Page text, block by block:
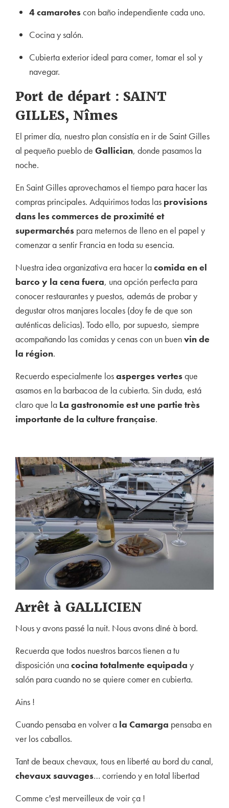
4 camarotescon baño independiente cada uno.
Cocina y salón.
Cubierta exterior ideal para comer, tomar el sol y
navegar.
Port de départ : SAINT
GILLES, Nîmes
El primer día, nuestro plan consistía en ir de Saint Gilles
al pequeño pueblo de Gallician, donde pasamos la
noche.
En Saint Gilles aprovechamos el tiempo para hacer las
compras principales. Adquirimos todas las provisions
dans les commerces de proximité et
supermarchés para meternos de lleno en el papel y
comenzar a sentir Francia en toda su esencia.
Nuestra idea organizativa era hacer lacomida en el
barco y la cena fuera, una opción perfecta para
conocer restaurantes y puestos, además de probar y
degustar otros manjares locales (doy fe de que son
auténticas delicias). Todo ello, por supuesto, siempre
acompañando las comidas y cenas con un buenvin de
la région.
Recuerdo especialmente losasperges vertesque
asamos en la barbacoa de la cubierta. Sin duda, está
claro que la La gastronomie est une partie très
importante de la culture française.
Arrêt à GALLICIEN
Nous y avons passé la nuit. Nous avons dîné à bord.
Recuerda que todos nuestros barcos tienen a tu
disposición unacocina totalmente equipada y
salón para cuando no se quiere comer en cubierta.
Ains !
Cuando pensaba en volver a la Camarga pensaba en
ver los caballos.
Tant de beaux chevaux, tous en liberté au bord du canal,
chevaux sauvages… corriendo y en total libertad
Comme c'est merveilleux de voir ça !